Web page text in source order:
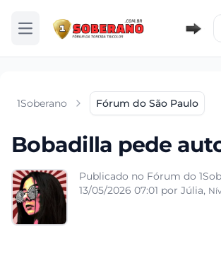
Abrir menu
1Soberano Fórum do São Paulo
Bobadilla pede
Publicado no Fórum do
13/05/2026 07:01 por Júlia,